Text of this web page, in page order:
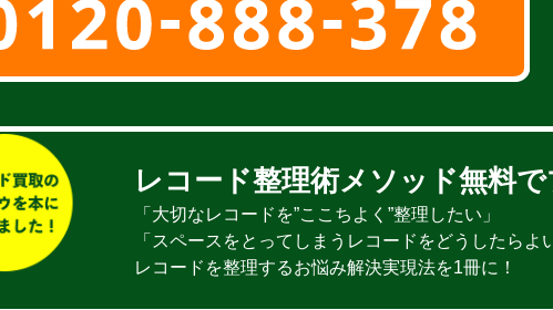
レコード整理術メソッド無料で
「大切なレコードを”ここちよく”整理したい」
「スペースをとってしまうレコードをどうしたらよ
レコードを整理するお悩み解決実現法を1冊に！